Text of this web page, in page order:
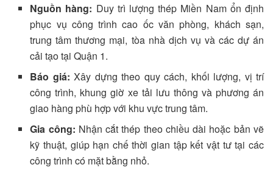
Nguồn hàng: Duy trì lượng thép Miền Nam ổn định
phục vụ công trình cao ốc văn phòng, khách sạn,
trung tâm thương mại, tòa nhà dịch vụ và các dự án
cải tạo tại Quận 1.
Báo giá: Xây dựng theo quy cách, khối lượng, vị trí
công trình, khung giờ xe tải lưu thông và phương án
giao hàng phù hợp với khu vực trung tâm.
Gia công: Nhận cắt thép theo chiều dài hoặc bản vẽ
kỹ thuật, giúp hạn chế thời gian tập kết vật tư tại các
công trình có mặt bằng nhỏ.